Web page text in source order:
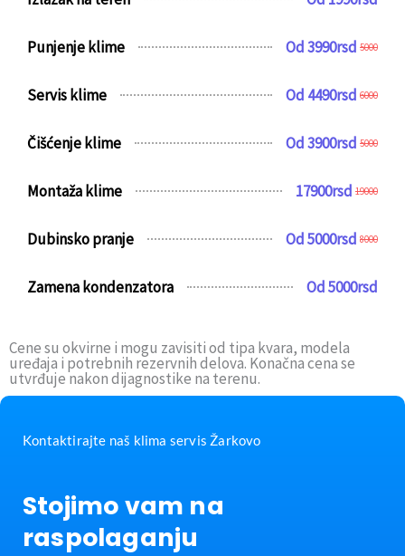
Punjenje klime Od 3990rsd 5000
Servis klime Od 4490rsd 6000
Čišćenje klime Od 3900rsd 5000
Montaža klime 17900rsd 19000
Dubinsko pranje Od 5000rsd 8000
Zamena kondenzatora Od 5000rsd
Cene su okvirne i mogu zavisiti od tipa kvara, modela
uređaja i potrebnih rezervnih delova. Konačna cena se
utvrđuje nakon dijagnostike na terenu.
Kontaktirajte naš klima servis Žarkovo
Stojimo vam na
raspolaganju